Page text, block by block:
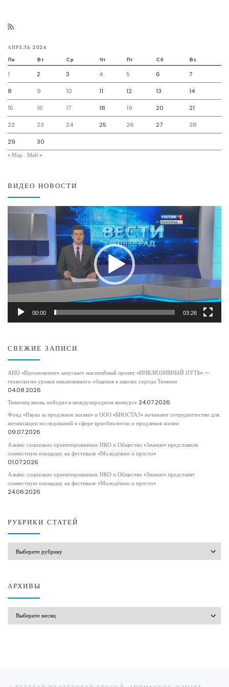
АПРЕЛЬ 2024
Пн Вт Ср Чт Пт Сб Вс
1 2 3 4 5 6 7
8 9 10 11 12 13 14
15 16 17 18 19 20 21
22 23 24 25 26 27 28
29
30
« Мар
Май »
ВИДЕО НОВОСТИ
00:00 03:26
СВЕЖИЕ ЗАПИСИ
АНО «Вдохновение» запускает масштабный проект «ИНКЛЮЗИВНЫЙ ПУТЬ» —
технологии уроков инклюзивного общения в школах города Тюмени
04.08.2026
Тюменец вновь победил в международном конкурсе 24.07.2026
Фонд «Наука за продление жизни» и ООО «БИОСТАЗ» начинают сотрудничество для
активизации исследований в сфере криобиологии и продления жизни
09.07.2026
Альянс социально ориентированных НКО и Общество «Знание» представили
совместную площадку на фестивале «Молодёжно и просто»
01.07.2026
Альянс социально ориентированных НКО и Общество «Знание» представят
совместную площадку на фестивале «Молодёжно и просто»
24.06.2026
РУБРИКИ СТАТЕЙ
АРХИВЫ